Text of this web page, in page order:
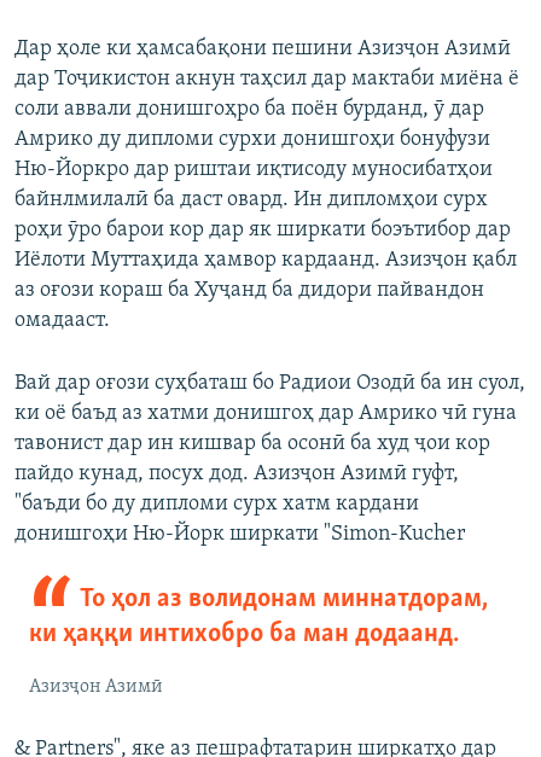
Дар ҳоле ки ҳамсабақони пешини Азизҷон Азимӣ
дар Тоҷикистон акнун таҳсил дар мактаби миёна ё
соли аввали донишгоҳро ба поён бурданд, ӯ дар
Амрико ду дипломи сурхи донишгоҳи бонуфузи
Ню-Йоркро дар риштаи иқтисоду муносибатҳои
байнлмилалӣ ба даст овард. Ин дипломҳои сурх
роҳи ӯро барои кор дар як ширкати боэътибор дар
Иёлоти Муттаҳида ҳамвор кардаанд. Азизҷон қабл
аз оғози кораш ба Хуҷанд ба дидори пайвандон
омадааст.
Вай дар оғози суҳбаташ бо Радиои Озодӣ ба ин суол,
ки оё баъд аз хатми донишгоҳ дар Амрико чӣ гуна
тавонист дар ин кишвар ба осонӣ ба худ ҷои кор
пайдо кунад, посух дод. Азизҷон Азимӣ гуфт, ​
"баъди бо ду дипломи сурх хатм кардани
донишгоҳи Ню-Йорк ширкати "Simon-Kucher
То ҳол аз волидонам миннатдорам,
ки ҳаққи интихобро ба ман додаанд.
Азизҷон Азимӣ
& Partners", яке аз пешрафтатарин ширкатҳо дар